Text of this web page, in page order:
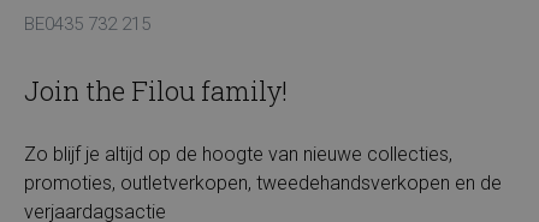
BE0435 732 215
Join the Filou family!
Zo blijf je altijd op de hoogte van nieuwe collecties,
promoties, outletverkopen, tweedehandsverkopen en de
verjaardagsactie